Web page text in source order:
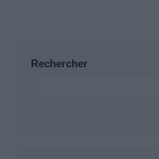
Rechercher